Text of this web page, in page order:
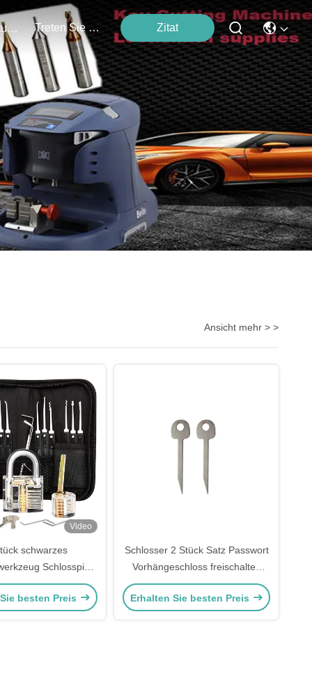
Veranstaltungen Treten Sie Mit Uns In Verbindung Zitat
Ansicht mehr > >
Video
schwarzes
Schlosspick
Schlosspick-
Werkzeuge
besten Preis
Schlosser 2 Stück Satz Passwort
Vorhängeschloss freischalten
Werkzeuge Schlosser Schlüssel
Schlosser Training Kit
Erhalten Sie besten Preis